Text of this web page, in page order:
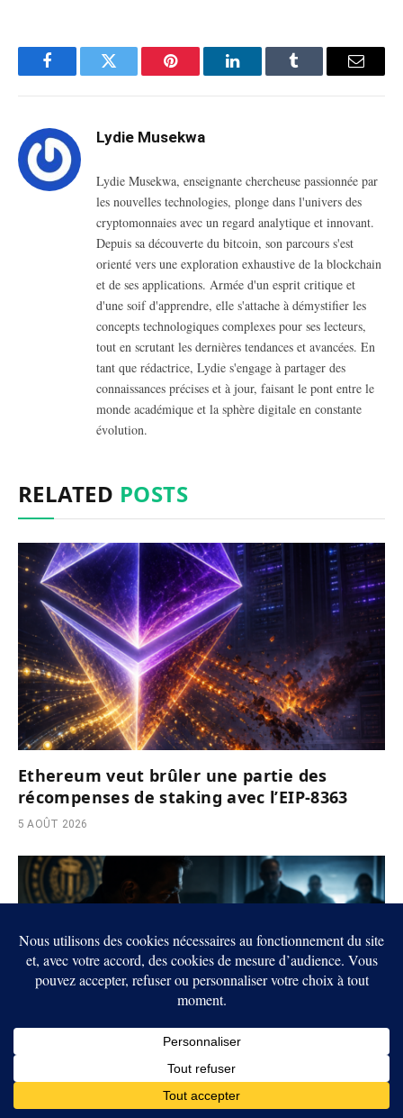
FacebookTwitter Pinterest LinkedInTumblr Email
Lydie Musekwa
Lydie Musekwa, enseignante chercheuse passionnée par
les nouvelles technologies, plonge dans l'univers des
cryptomonnaies avec un regard analytique et innovant.
Depuis sa découverte du bitcoin, son parcours s'est
orienté vers une exploration exhaustive de la blockchain
et de ses applications. Armée d'un esprit critique et
d'une soif d'apprendre, elle s'attache à démystifier les
concepts technologiques complexes pour ses lecteurs,
tout en scrutant les dernières tendances et avancées. En
tant que rédactrice, Lydie s'engage à partager des
connaissances précises et à jour, faisant le pont entre le
monde académique et la sphère digitale en constante
évolution.
RELATED POSTS
Ethereum veut brûler une partie des
récompenses de staking avec l’EIP-8363
5 AOÛT 2026
Crypto : un ancien superviseur du FBI
accusé d’avoir volé près de 1 million de